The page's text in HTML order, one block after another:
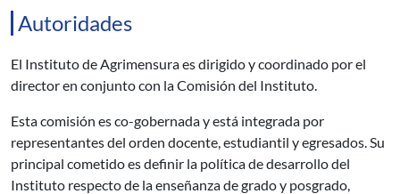
Autoridades
El Instituto de Agrimensura es dirigido y coordinado por el
director en conjunto con la Comisión del Instituto.
Esta comisión es co-gobernada y está integrada por
representantes del orden docente, estudiantil y egresados. Su
principal cometido es definir la política de desarrollo del
Instituto respecto de la enseñanza de grado y posgrado,